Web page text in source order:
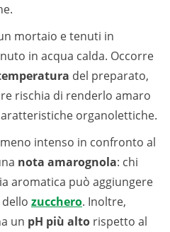
mortaio e tenuti in
in acqua calda. Occorre
del preparato,
rischia di renderlo amaro
organolettiche.
intenso in confronto al
nota amarognola: chi
aromatica può aggiungere
dello zucchero. Inoltre,
un pH più alto rispetto al